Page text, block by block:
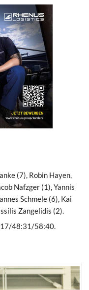
(7), Robin Hayen,
Nafzger (1), Yannis
Schmele (6), Kai
Zangelidis (2).
48:31/58:40.